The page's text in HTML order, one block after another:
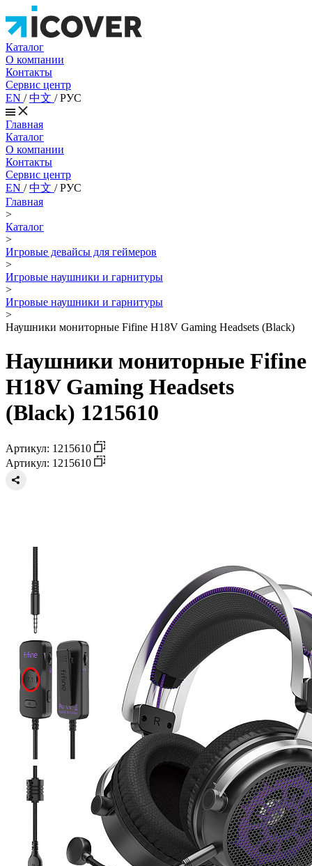
Каталог
О компании
Контакты
Сервис центр
EN /中文 /РУС
Главная
Каталог
О компании
Контакты
Сервис центр
EN /中文 /РУС
Главная
>
Каталог
>
Игровые девайсы для геймеров
>
Игровые наушники и гарнитуры
>
Игровые наушники и гарнитуры
>
Наушники мониторные Fifine H18V Gaming Headsets (Black)
Наушники мониторные Fifine
H18V Gaming Headsets
(Black) 1215610
Артикул: 1215610
Артикул: 1215610